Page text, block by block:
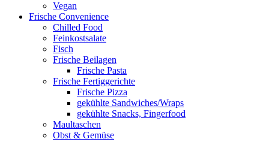
Vegan
Frische Convenience
Chilled Food
Feinkostsalate
Fisch
Frische Beilagen
Frische Pasta
Frische Fertiggerichte
Frische Pizza
gekühlte Sandwiches/Wraps
gekühlte Snacks, Fingerfood
Maultaschen
Obst & Gemüse